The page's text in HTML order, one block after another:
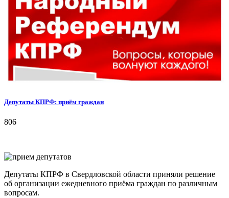
Депутаты КПРФ: приём граждан
806
Депутаты КПРФ в Свердловской области приняли решение
об организации ежедневного приёма граждан по различным
вопросам.